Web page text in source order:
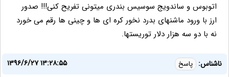
اتوبوس و ساندویج سوسیس بندری میتونی تفریح کنی!!! صدور
ارز با ورود ماشنهای بدرد نخور کره ای ها و چینی ها رقم می خورد
نه با دو سه هزار دلار توریستها.
ناشناس: پاسخ
۱۳۹۶/۶/۲۷ ۱۳:۲۸:۵۵